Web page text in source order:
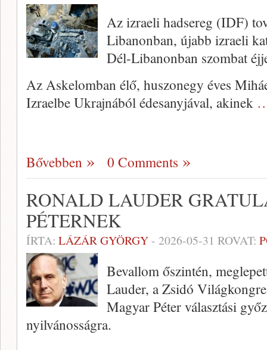
Az izraeli hadsereg (IDF)
Libanonban, újabb izraeli
Dél-Libanonban szombat
Az Askelomban élő, huszonegy éves
Izraelbe Ukrajnából édesanyjával, akinek
Bővebben 0 Comments
RONALD LAUDER
PÉTERNEK
ÍRTA: LÁZÁR GYÖRGY- 2026-05-31 ROVAT:
Bevallom őszintén,
Lauder, a Zsidó
Magyar Péter választási
nyilvánosságra.